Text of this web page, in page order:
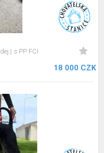
s PP FCI
18 000 CZK